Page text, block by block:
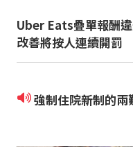
Uber Eats疊單報酬
改善將按人連續開罰
強制住院新制的兩